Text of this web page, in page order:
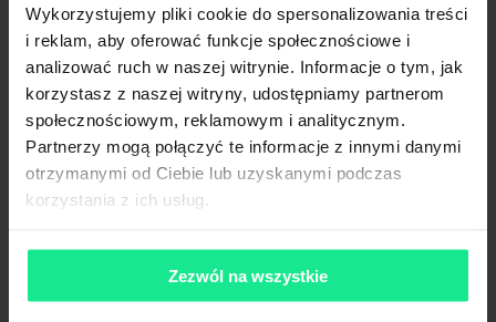
Wykorzystujemy pliki cookie do spersonalizowania treści
i reklam, aby oferować funkcje społecznościowe i
analizować ruch w naszej witrynie. Informacje o tym, jak
korzystasz z naszej witryny, udostępniamy partnerom
społecznościowym, reklamowym i analitycznym.
Partnerzy mogą połączyć te informacje z innymi danymi
otrzymanymi od Ciebie lub uzyskanymi podczas
korzystania z ich usług.
Zezwól na wszystkie
Co jeśli nie mogę znaleźć idealnego
magazynu dla swojej firmy? Czy mogę
wybudować magazyn dostosowany do
moich potrzeb we współpracy z
deweloperem?
struktura?